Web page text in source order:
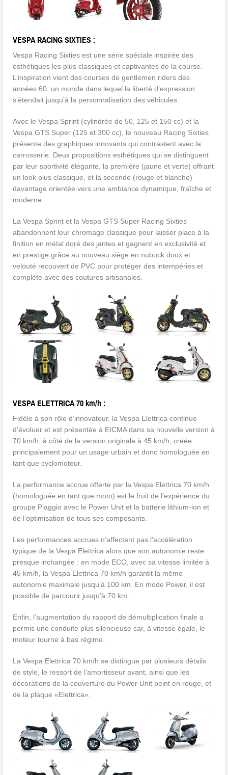
VESPA RACING SIXTIES :
Vespa Racing Sixties est une série spéciale inspirée des
esthétiques les plus classiques et captivantes de la course.
L’inspiration vient des courses de gentlemen riders des
années 60, un monde dans lequel la liberté d’expression
s’étendait jusqu’à la personnalisation des véhicules.
Avec le Vespa Sprint (cylindrée de 50, 125 et 150 cc) et la
Vespa GTS Super (125 et 300 cc), le nouveau Racing Sixties
présente des graphiques innovants qui contrastent avec la
carrosserie. Deux propositions esthétiques qui se distinguent
par leur sportivité élégante, la première (jaune et verte) offrant
un look plus classique, et la seconde (rouge et blanche)
davantage orientée vers une ambiance dynamique, fraîche et
moderne.
La Vespa Sprint et la Vespa GTS Super Racing Sixties
abandonnent leur chromage classique pour laisser place à la
finition en métal doré des jantes et gagnent en exclusivité et
en prestige grâce au nouveau siège en nubuck doux et
velouté recouvert de PVC pour protéger des intempéries et
complète avec des coutures artisanales.
VESPA ELETTRICA 70 km/h :
Fidèle à son rôle d’innovateur, la Vespa Elettrica continue
d’évoluer et est présentée à EICMA dans sa nouvelle version à
70 km/h, à côté de la version originale à 45 km/h, créée
principalement pour un usage urbain et donc homologuée en
tant que cyclomoteur.
La performance accrue offerte par la Vespa Elettrica 70 km/h
(homologuée en tant que moto) est le fruit de l’expérience du
groupe Piaggio avec le Power Unit et la batterie lithium-ion et
de l’optimisation de tous ses composants.
Les performances accrues n’affectent pas l’accélération
typique de la Vespa Elettrica alors que son autonomie reste
presque inchangée : en mode ECO, avec sa vitesse limitée à
45 km/h, la Vespa Elettrica 70 km/h garantit la même
autonomie maximale jusqu’à 100 km. En mode Power, il est
possible de parcourir jusqu’à 70 km.
Enfin, l’augmentation du rapport de démultiplication finale a
permis une conduite plus silencieuse car, à vitesse égale, le
moteur tourne à bas régime.
La Vespa Elettrica 70 km/h se distingue par plusieurs détails
de style, le ressort de l’amortisseur avant, ainsi que les
décorations de la couverture du Power Unit peint en rouge, et
de la plaque «Elettrica».